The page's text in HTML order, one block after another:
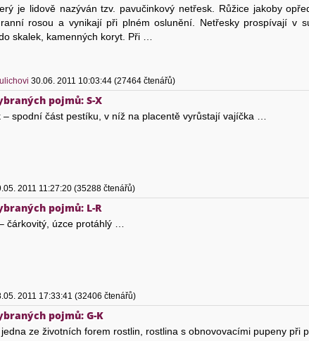
je lidově nazýván tzv. pavučinkový netřesk. Růžice jakoby
rosou a vynikají při plném oslunění. Netřesky prospívají v
skalek, kamenných koryt. Při …
30.06. 2011 10:03:44 (27464 čtenářů)
pojmů: S-X
– spodní část pestíku, v níž na placentě vyrůstají vajíčka …
2011 11:27:20 (35288 čtenářů)
pojmů: L-R
čárkovitý, úzce protáhlý …
2011 17:33:41 (32406 čtenářů)
pojmů: G-K
ze životních forem rostlin, rostlina s obnovovacími pupeny při